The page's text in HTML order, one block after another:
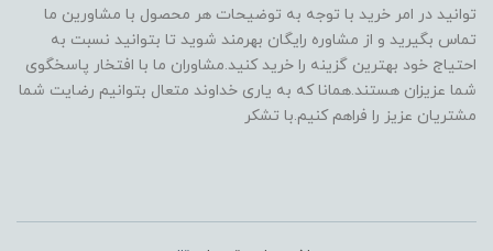
توانید در امر خرید با توجه به توضیحات هر محصول با مشاورین ما
تماس بگیرید و از مشاوره رایگان بهرمند شوید تا بتوانید نسبت به
احتیاج خود بهترین گزینه را خرید کنید.مشاوران ما با افتخار پاسخگوی
شما عزیزان هستند.همانا که به یاری خداوند متعال بتوانیم رضایت شما
مشتریان عزیز را فراهم کنیم.با تشکر